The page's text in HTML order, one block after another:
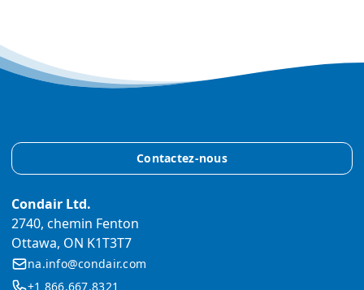
Contactez-nous
Condair Ltd.
2740, chemin Fenton
Ottawa, ON K1T3T7
na.info@condair.com
+1 866.667.8321